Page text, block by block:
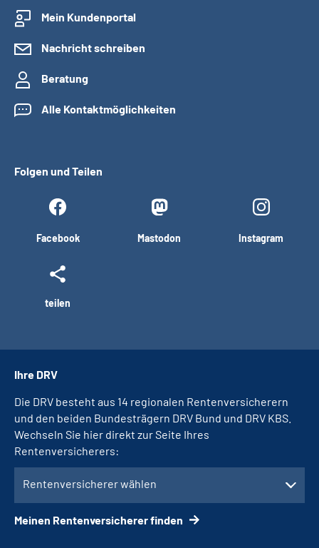
Mein Kundenportal
Nachricht schreiben
Beratung
Alle Kontaktmöglichkeiten
Folgen und Teilen
Facebook Mastodon Instagram
teilen
Ihre DRV
Die DRV besteht aus 14 regionalen Rentenversicherern
und den beiden Bundesträgern DRV Bund und DRV KBS.
Wechseln Sie hier direkt zur Seite Ihres
Rentenversicherers:
Rentenversicherer wählen
Meinen Rentenversicherer finden